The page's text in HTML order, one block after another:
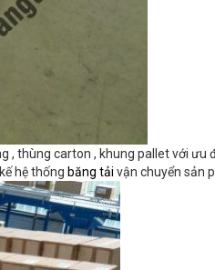
, thùng carton , khung pallet với ưu
hệ thống băng tải vận chuyển sản